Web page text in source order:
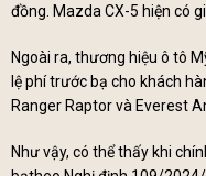
đồng. Mazda CX-5 hiện có
Ngoài ra, thương hiệu ô tô
lệ phí trước bạ cho khách
Ranger Raptor và Everest
Như vậy, có thể thấy khi